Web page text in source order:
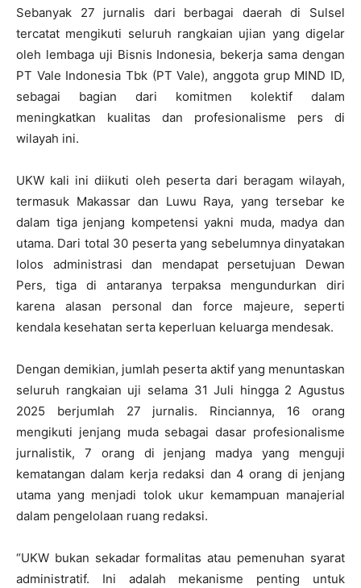
Sebanyak 27 jurnalis dari berbagai daerah di Sulsel
tercatat mengikuti seluruh rangkaian ujian yang digelar
oleh lembaga uji Bisnis Indonesia, bekerja sama dengan
PT Vale Indonesia Tbk (PT Vale), anggota grup MIND ID,
sebagai bagian dari komitmen kolektif dalam
meningkatkan kualitas dan profesionalisme pers di
wilayah ini.
UKW kali ini diikuti oleh peserta dari beragam wilayah,
termasuk Makassar dan Luwu Raya, yang tersebar ke
dalam tiga jenjang kompetensi yakni muda, madya dan
utama. Dari total 30 peserta yang sebelumnya dinyatakan
lolos administrasi dan mendapat persetujuan Dewan
Pers, tiga di antaranya terpaksa mengundurkan diri
karena alasan personal dan force majeure, seperti
kendala kesehatan serta keperluan keluarga mendesak.
Dengan demikian, jumlah peserta aktif yang menuntaskan
seluruh rangkaian uji selama 31 Juli hingga 2 Agustus
2025 berjumlah 27 jurnalis. Rinciannya, 16 orang
mengikuti jenjang muda sebagai dasar profesionalisme
jurnalistik, 7 orang di jenjang madya yang menguji
kematangan dalam kerja redaksi dan 4 orang di jenjang
utama yang menjadi tolok ukur kemampuan manajerial
dalam pengelolaan ruang redaksi.
“UKW bukan sekadar formalitas atau pemenuhan syarat
administratif. Ini adalah mekanisme penting untuk